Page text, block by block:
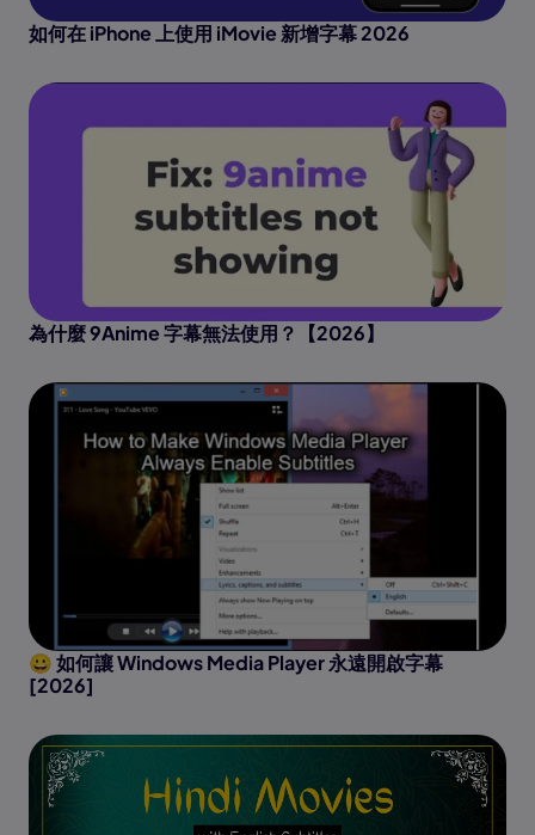
如何在 iPhone 上使用 iMovie 新增字幕 2026
為什麼 9Anime 字幕無法使用？【2026】
😀 如何讓 Windows Media Player 永遠開啟字幕
[2026]